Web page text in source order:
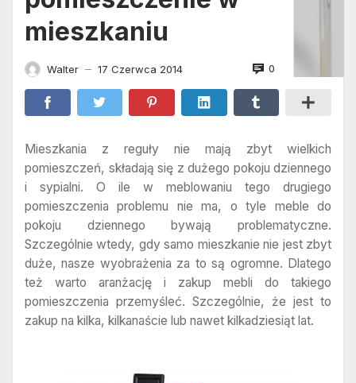
mieszkaniu
Walter — 17 Czerwca 2014 0
Mieszkania z reguły nie mają zbyt wielkich
pomieszczeń, składają się z dużego pokoju dziennego
i sypialni. O ile w meblowaniu tego drugiego
pomieszczenia problemu nie ma, o tyle meble do
pokoju dziennego bywają problematyczne.
Szczególnie wtedy, gdy samo mieszkanie nie jest zbyt
duże, nasze wyobrażenia za to są ogromne. Dlatego
też warto aranżację i zakup mebli do takiego
pomieszczenia przemyśleć. Szczególnie, że jest to
zakup na kilka, kilkanaście lub nawet kilkadziesiąt lat.